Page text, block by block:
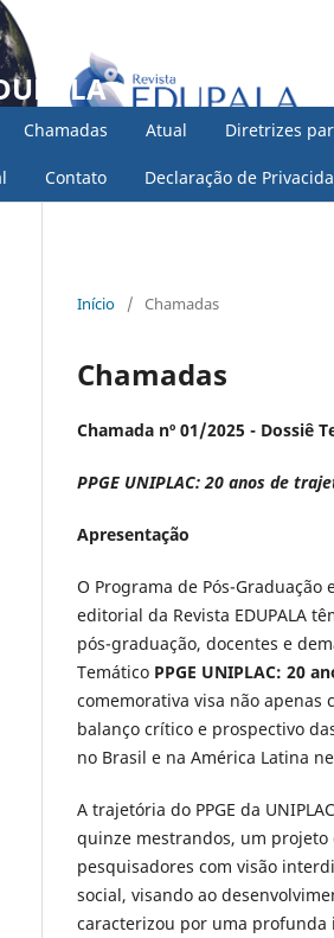
Chamadas Atual Diretrizes
Contato Declaração de
Início / Chamadas
Chamadas
Chamada nº 01/2025 - Dossiê
PPGE UNIPLAC: 20 anos de
Apresentação
O Programa de Pós-Graduação
editorial da Revista EDUPALA
pós-graduação, docentes e
Temático PPGE UNIPLAC: 20
comemorativa visa não apenas
balanço crítico e prospectivo
no Brasil e na América Latina
A trajetória do PPGE da
quinze mestrandos, um projeto
pesquisadores com visão
social, visando ao
caracterizou por uma profunda